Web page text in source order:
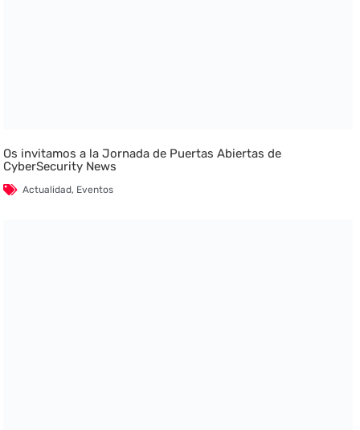
Os invitamos a la Jornada de Puertas Abiertas de
CyberSecurity News
Actualidad, Eventos